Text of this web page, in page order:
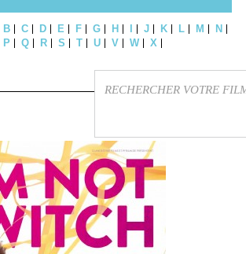
B C D E F G H J K L M
N
P Q R S T U V W X